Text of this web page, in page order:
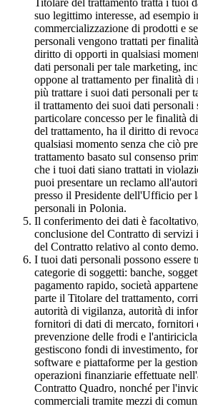
Titolare del trattamento tratta i tuoi
suo legittimo interesse, ad esempio
commercializzazione di prodotti e
personali vengono trattati per
diritto di opporti in qualsiasi
dati personali per tale marketing,
oppone al trattamento per finalità
più trattare i suoi dati personali per
il trattamento dei suoi dati personali
particolare concesso per le finalità
del trattamento, ha il diritto di
qualsiasi momento senza che ciò
trattamento basato sul consenso
che i tuoi dati siano trattati in
puoi presentare un reclamo
presso il Presidente dell'Ufficio per
personali in Polonia.
Il conferimento dei dati è
conclusione del Contratto di
del Contratto relativo al conto demo.
I tuoi dati personali possono essere
categorie di soggetti: banche,
pagamento rapido, società
parte il Titolare del trattamento,
autorità di vigilanza, autorità di
fornitori di dati di mercato, fornitori
prevenzione delle frodi e
gestiscono fondi di investimento,
software e piattaforme per la
operazioni finanziarie effettuate
Contratto Quadro, nonché per
commerciali tramite mezzi di